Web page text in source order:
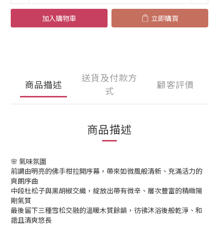
加入購物車 立即購買
商品描述
送貨及付款方
式
顧客評價
商品描述
🌸 氣味氛圍
前調由明亮的佛手柑拉開序幕，帶來如微風般清新、充滿活力的
爽朗序曲
中段杜松子與黑胡椒交織，綻放出帶有微辛、層次豐富的精緻陽
剛氣質
最後留下三種雪松交融的溫暖木質餘韻，彷彿沐浴後般乾淨、和
諧且清爽悠長